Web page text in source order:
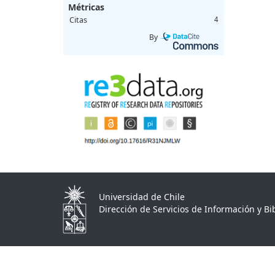
Métricas
Citas 4
By
Universidad de Chile
Dirección de Servicios de Información y